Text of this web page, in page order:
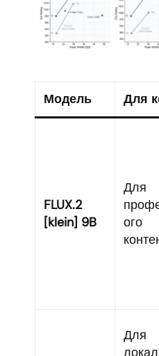
Модель Для
FLUX.2
[klein] 9B
Для
ого
Для